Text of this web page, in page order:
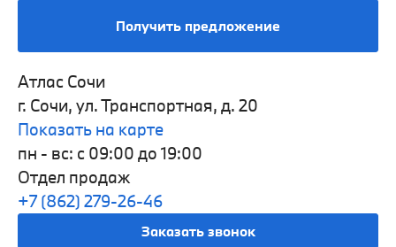
Получить предложение
Атлас Сочи
г. Сочи, ул. Транспортная, д. 20
Показать на карте
пн - вс: с 09:00 до 19:00
Отдел продаж
+7 (862) 279-26-46
Заказать звонок